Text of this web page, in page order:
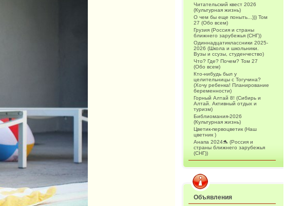
Читательский квест 2026
(Культурная жизнь)
О чем бы еще поныть...))) Том
27 (Обо всем)
Грузия (Россия и страны
ближнего зарубежья (СНГ))
Одиннадцатиклассники 2025-
2026 (Школа и школьники.
Вузы и ссузы, студенчество)
Что? Где? Почем? Том 27
(Обо всем)
Кто-нибудь был у
целительницы с Тогучина?
(Хочу ребенка! Планирование
беременности)
Горный Алтай 8! (Сибирь и
Алтай. Активный отдых и
туризм)
Библиомания-2026
(Культурная жизнь)
Цветик-первоцветик (Наш
цветник )
Анапа 2024🐬 (Россия и
страны ближнего зарубежья
(СНГ))
Объявления